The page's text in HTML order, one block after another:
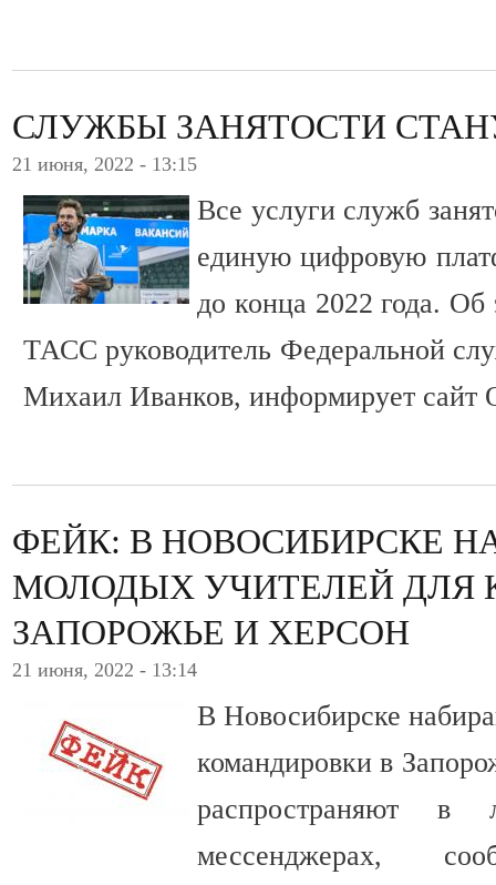
СЛУЖБЫ ЗАНЯТОСТИ
21 июня, 2022 - 13:15
Все услуги служб
единую цифровую
до конца 2022 года.
ТАСС руководитель Федеральной
Михаил Иванков, информирует сайт
ФЕЙК: В НОВОСИБИРСКЕ
МОЛОДЫХ УЧИТЕЛЕЙ ДЛЯ
ЗАПОРОЖЬЕ И ХЕРСОН
21 июня, 2022 - 13:14
В Новосибирске
командировки в
распространяют в
мессенджерах,